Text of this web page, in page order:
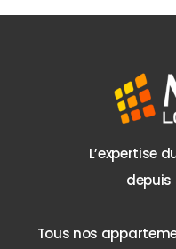
L’expertise
depuis
Tous nos